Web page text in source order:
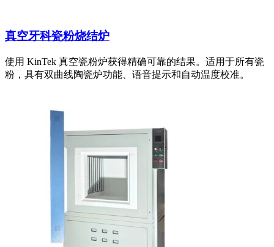
真空牙科瓷粉烧结炉
使用 KinTek 真空瓷粉炉获得精确可靠的结果。适用于所有瓷
粉，具有双曲线陶瓷炉功能、语音提示和自动温度校准。